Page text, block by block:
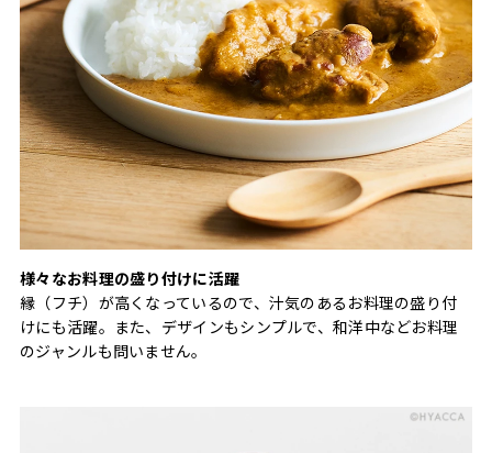
様々なお料理の盛り付けに活躍
縁（フチ）が高くなっているので、汁気のあるお料理の盛り付
けにも活躍。また、デザインもシンプルで、和洋中などお料理
のジャンルも問いません。